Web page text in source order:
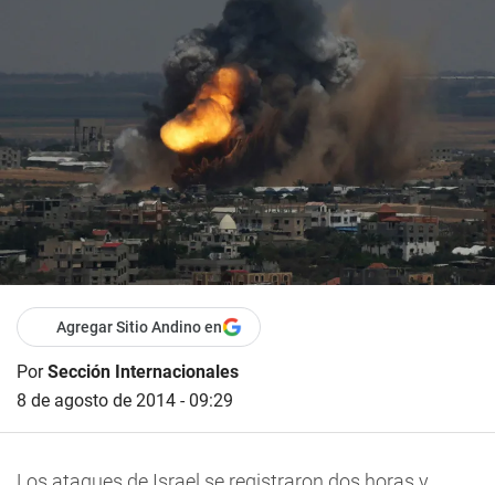
Agregar Sitio Andino en
PorSección Internacionales
8 de agosto de 2014 - 09:29